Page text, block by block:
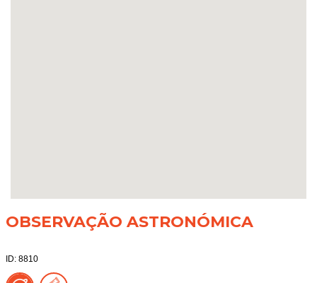
OBSERVAÇÃO ASTRONÓMICA
ID: 8810